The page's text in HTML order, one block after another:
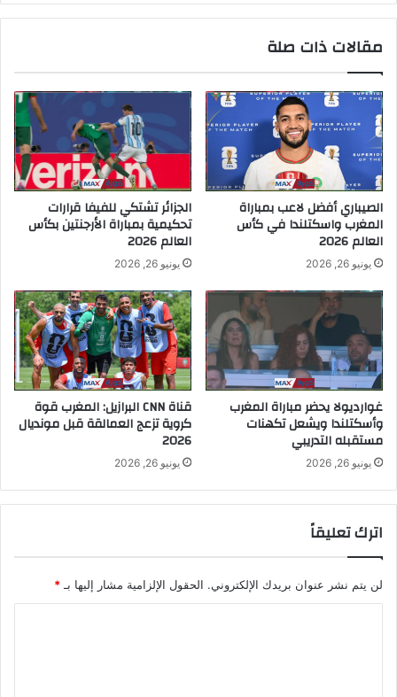
مقالات ذات صلة
الصيباري أفضل لاعب بمباراة
المغرب واسكتلندا في كأس
العالم 2026
يونيو 26, 2026
الجزائر تشتكي للفيفا قرارات
تحكيمية بمباراة الأرجنتين بكأس
العالم 2026
يونيو 26, 2026
غوارديولا يحضر مباراة المغرب
وأسكتلندا ويشعل تكهنات
مستقبله التدريبي
يونيو 26, 2026
قناة CNN البرازيل: المغرب قوة
كروية تزعج العمالقة قبل مونديال
2026
يونيو 26, 2026
اترك تعليقاً
لن يتم نشر عنوان بريدك الإلكتروني. الحقول الإلزامية مشار إليها بـ *